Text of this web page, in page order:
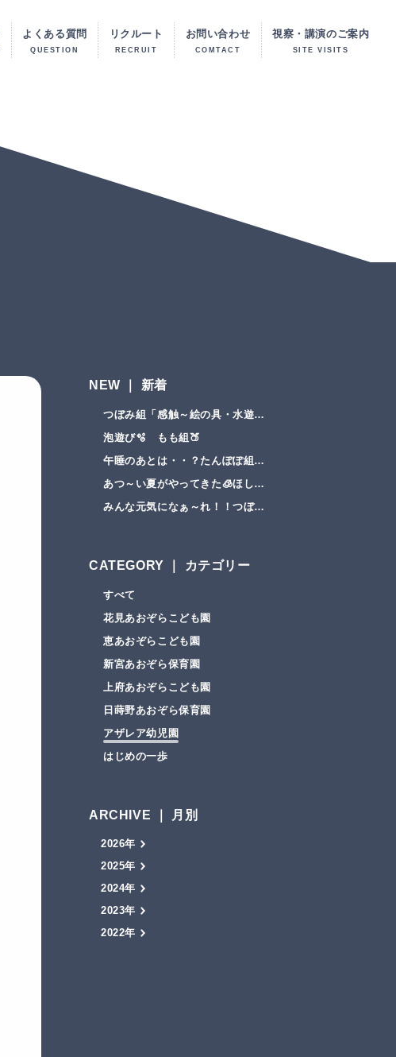
よくある質問
QUESTION
リクルート
RECRUIT
お問い合わせ
COMTACT
視察・講演のご案内
SITE VISITS
NEW ｜ 新着
つぼみ組「感触～絵の具・水遊…
泡遊び🫧 もも組🍑
午睡のあとは・・？たんぽぽ組…
あつ～い夏がやってきた🧊ほし…
みんな元気になぁ～れ！！つぼ…
CATEGORY ｜ カテゴリー
すべて
花見あおぞらこども園
恵あおぞらこども園
新宮あおぞら保育園
上府あおぞらこども園
日蒔野あおぞら保育園
アザレア幼児園
はじめの一歩
ARCHIVE ｜ 月別
2026年
2025年
2024年
2023年
2022年